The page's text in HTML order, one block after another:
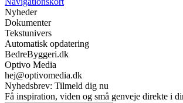
Nyheder
Dokumenter
Tekstunivers
Automatisk opdatering
BedreByggeri.dk
Optivo Media
hej@optivomedia.dk
Nyhedsbrev: Tilmeld dig nu
Få inspiration, viden og små genveje direkte i